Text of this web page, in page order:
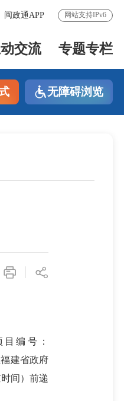
闽政通APP 网站支持IPv6
交流 专题专栏
无障碍浏览
编号：
建省政府
间）前递